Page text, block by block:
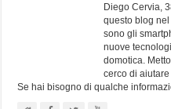
Diego Cervia,
questo blog
sono gli
nuove
domotica.
cerco di
Se hai bisogno di qualche